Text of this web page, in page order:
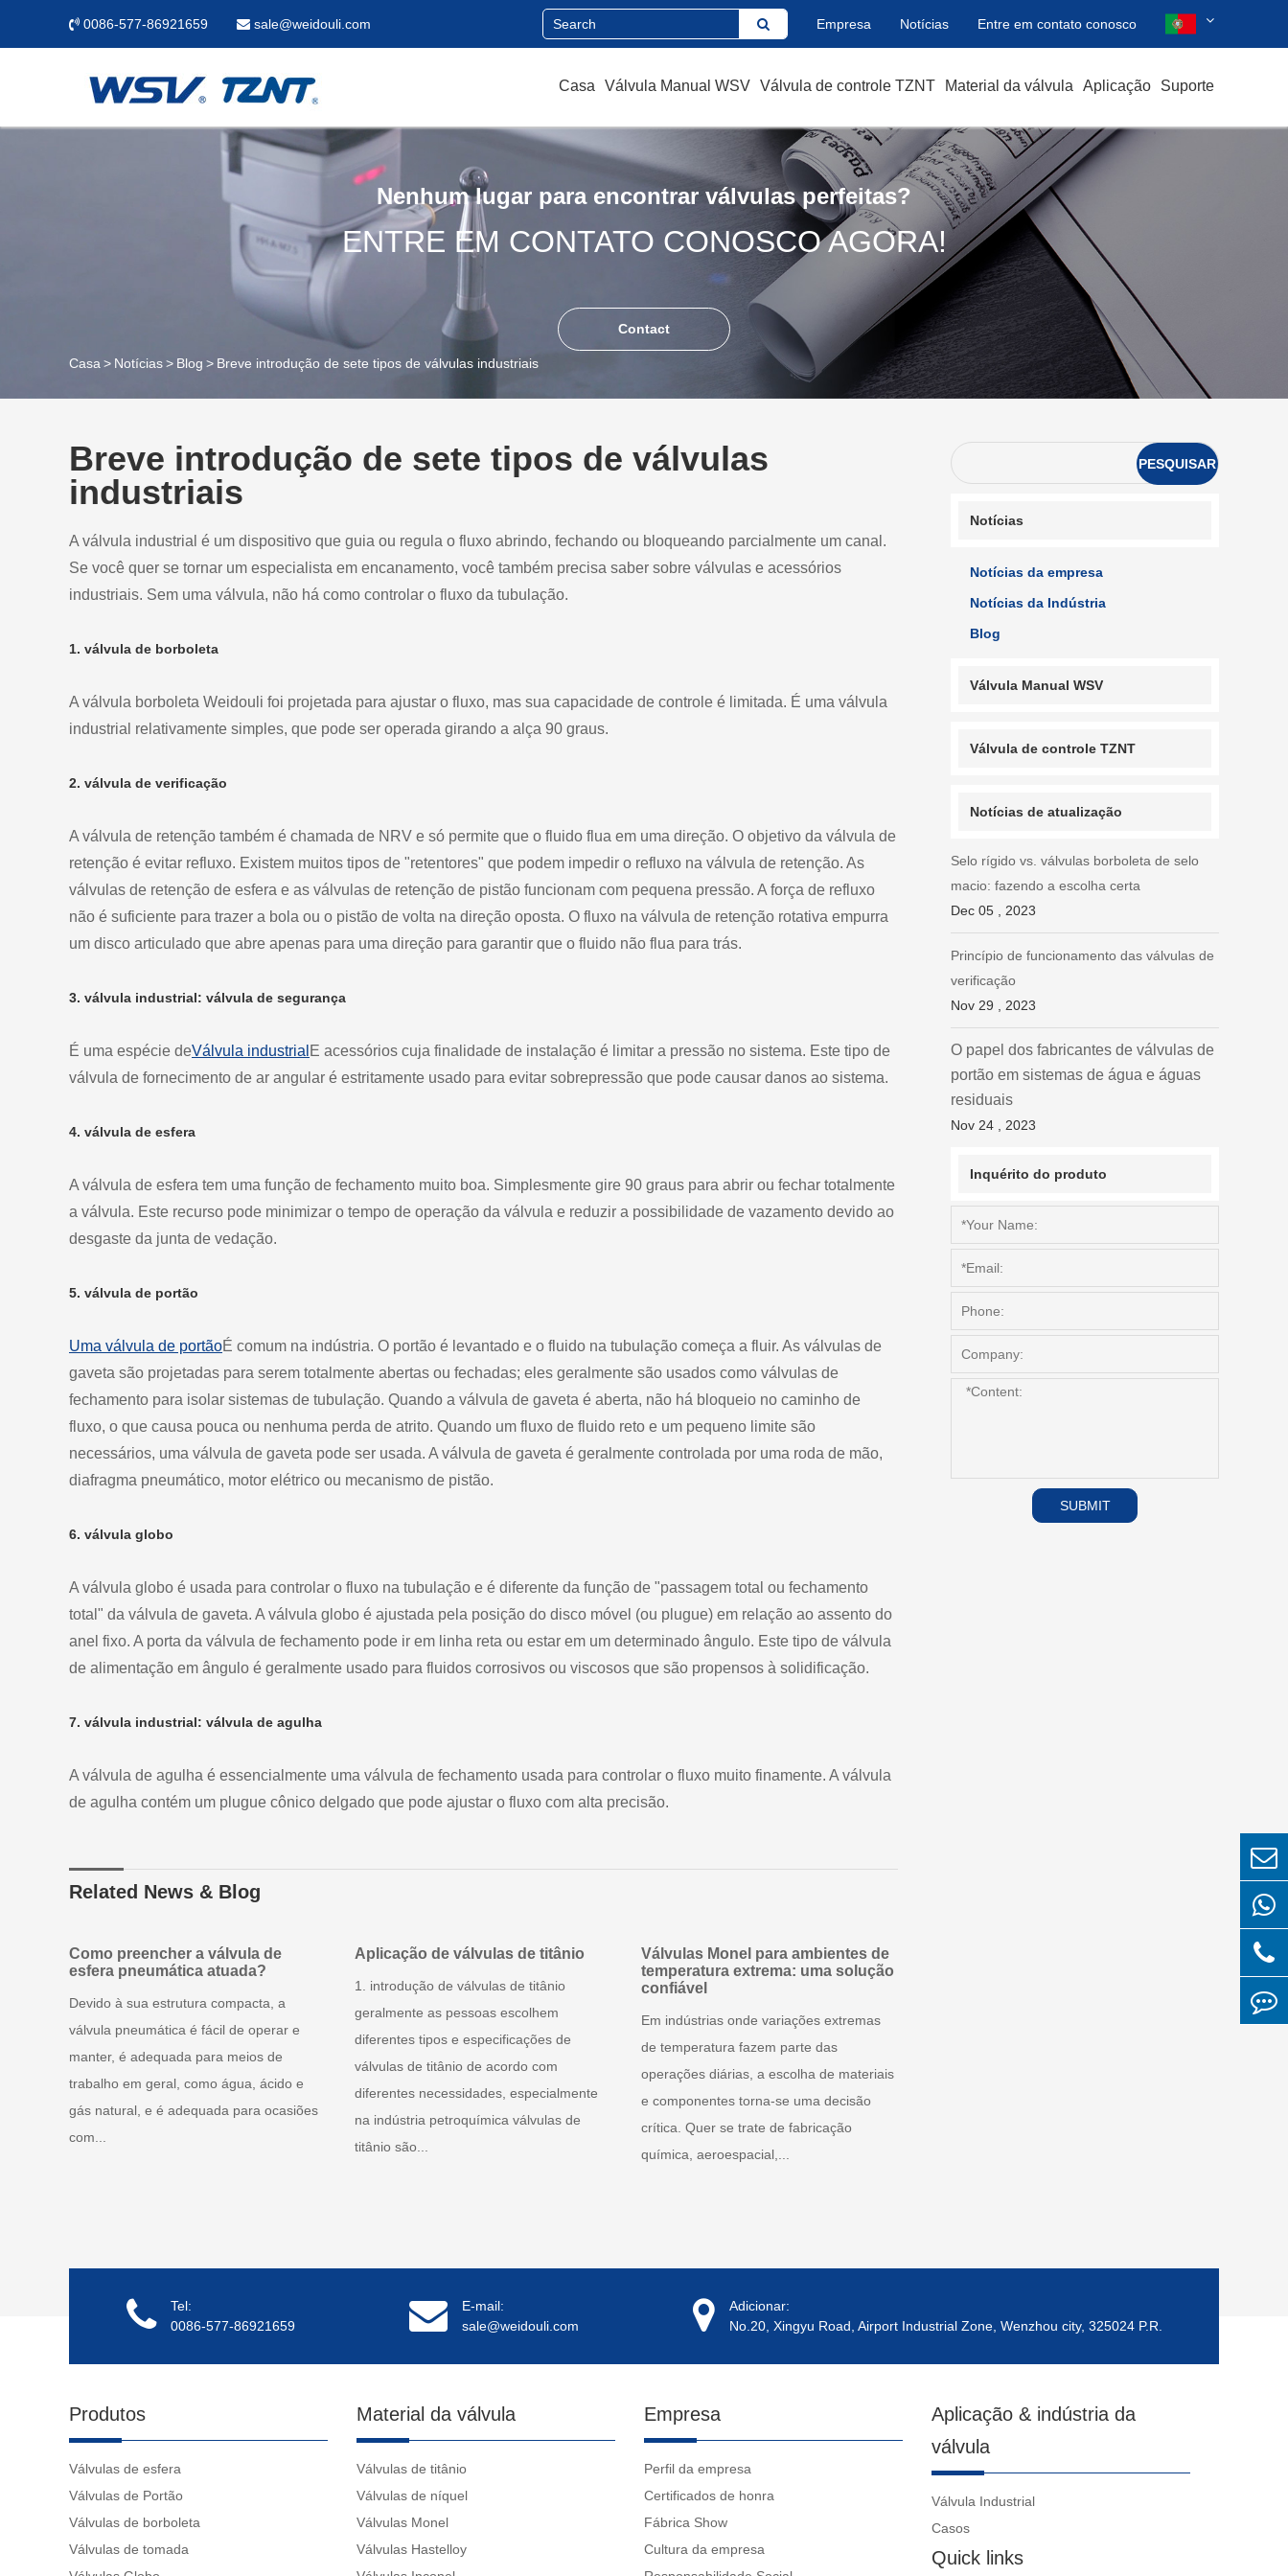
0086-577-86921659 sale@weidouli.com Empresa Notícias Entre em contato conosco
Casa Válvula Manual WSV Válvula de controle TZNT Material da válvula Aplicação Suporte
Nenhum lugar para encontrar válvulas perfeitas?
ENTRE EM CONTATO CONOSCO AGORA!
Contact
Casa Notícias Blog Breve introdução de sete tipos de válvulas industriais
Breve introdução de sete tipos de válvulas
industriais
A válvula industrial é um dispositivo que guia ou regula o fluxo abrindo, fechando ou bloqueando parcialmente um canal.
Se você quer se tornar um especialista em encanamento, você também precisa saber sobre válvulas e acessórios
industriais. Sem uma válvula, não há como controlar o fluxo da tubulação.
1. válvula de borboleta
A válvula borboleta Weidouli foi projetada para ajustar o fluxo, mas sua capacidade de controle é limitada. É uma válvula
industrial relativamente simples, que pode ser operada girando a alça 90 graus.
2. válvula de verificação
A válvula de retenção também é chamada de NRV e só permite que o fluido flua em uma direção. O objetivo da válvula de
retenção é evitar refluxo. Existem muitos tipos de "retentores" que podem impedir o refluxo na válvula de retenção. As
válvulas de retenção de esfera e as válvulas de retenção de pistão funcionam com pequena pressão. A força de refluxo
não é suficiente para trazer a bola ou o pistão de volta na direção oposta. O fluxo na válvula de retenção rotativa empurra
um disco articulado que abre apenas para uma direção para garantir que o fluido não flua para trás.
3. válvula industrial: válvula de segurança
É uma espécie deVálvula industrial E acessórios cuja finalidade de instalação é limitar a pressão no sistema. Este tipo de
válvula de fornecimento de ar angular é estritamente usado para evitar sobrepressão que pode causar danos ao sistema.
4. válvula de esfera
A válvula de esfera tem uma função de fechamento muito boa. Simplesmente gire 90 graus para abrir ou fechar totalmente
a válvula. Este recurso pode minimizar o tempo de operação da válvula e reduzir a possibilidade de vazamento devido ao
desgaste da junta de vedação.
5. válvula de portão
Uma válvula de portãoÉ comum na indústria. O portão é levantado e o fluido na tubulação começa a fluir. As válvulas de
gaveta são projetadas para serem totalmente abertas ou fechadas; eles geralmente são usados como válvulas de
fechamento para isolar sistemas de tubulação. Quando a válvula de gaveta é aberta, não há bloqueio no caminho de
fluxo, o que causa pouca ou nenhuma perda de atrito. Quando um fluxo de fluido reto e um pequeno limite são
necessários, uma válvula de gaveta pode ser usada. A válvula de gaveta é geralmente controlada por uma roda de mão,
diafragma pneumático, motor elétrico ou mecanismo de pistão.
6. válvula globo
A válvula globo é usada para controlar o fluxo na tubulação e é diferente da função de "passagem total ou fechamento
total" da válvula de gaveta. A válvula globo é ajustada pela posição do disco móvel (ou plugue) em relação ao assento do
anel fixo. A porta da válvula de fechamento pode ir em linha reta ou estar em um determinado ângulo. Este tipo de válvula
de alimentação em ângulo é geralmente usado para fluidos corrosivos ou viscosos que são propensos à solidificação.
7. válvula industrial: válvula de agulha
A válvula de agulha é essencialmente uma válvula de fechamento usada para controlar o fluxo muito finamente. A válvula
de agulha contém um plugue cônico delgado que pode ajustar o fluxo com alta precisão.
Related News & Blog
Como preencher a válvula de
esfera pneumática atuada?
Devido à sua estrutura compacta, a
válvula pneumática é fácil de operar e
manter, é adequada para meios de
trabalho em geral, como água, ácido e
gás natural, e é adequada para ocasiões
com...
Aplicação de válvulas de titânio
1. introdução de válvulas de titânio
geralmente as pessoas escolhem
diferentes tipos e especificações de
válvulas de titânio de acordo com
diferentes necessidades, especialmente
na indústria petroquímica válvulas de
titânio são...
Válvulas Monel para ambientes de
temperatura extrema: uma solução
confiável
Em indústrias onde variações extremas
de temperatura fazem parte das
operações diárias, a escolha de materiais
e componentes torna-se uma decisão
crítica. Quer se trate de fabricação
química, aeroespacial,...
PESQUISAR
Notícias
Notícias da empresa
Notícias da Indústria
Blog
Válvula Manual WSV
Válvula de controle TZNT
Notícias de atualização
Selo rígido vs. válvulas borboleta de selo
macio: fazendo a escolha certa
Dec 05 , 2023
Princípio de funcionamento das válvulas de
verificação
Nov 29 , 2023
O papel dos fabricantes de válvulas de
portão em sistemas de água e águas
residuais
Nov 24 , 2023
Inquérito do produto
SUBMIT
Tel:
0086-577-86921659
E-mail:
sale@weidouli.com
Adicionar:
No.20, Xingyu Road, Airport Industrial Zone, Wenzhou city, 325024 P.R.
Produtos
Válvulas de esfera
Válvulas de Portão
Válvulas de borboleta
Válvulas de tomada
Material da válvula
Válvulas de titânio
Válvulas de níquel
Válvulas Monel
Válvulas Hastelloy
Empresa
Perfil da empresa
Certificados de honra
Fábrica Show
Cultura da empresa
Aplicação & indústria da
válvula
Válvula Industrial
Casos
Quick links